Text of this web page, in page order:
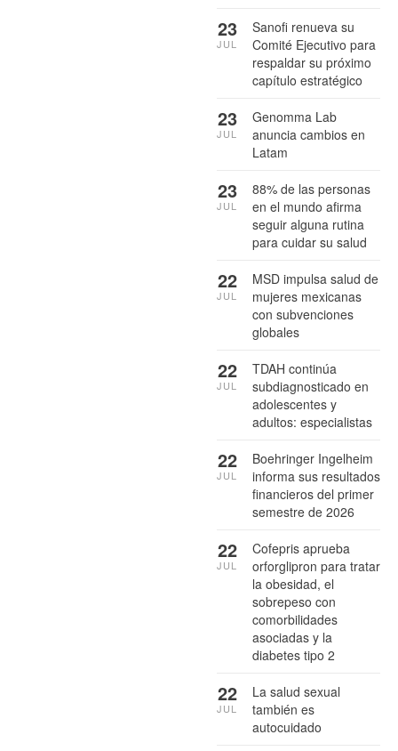
Sanofi renueva su
Comité Ejecutivo para
respaldar su próximo
capítulo estratégico
23
JUL
Genomma Lab
anuncia cambios en
Latam
23
JUL
88% de las personas
en el mundo afirma
seguir alguna rutina
para cuidar su salud
23
JUL
MSD impulsa salud de
mujeres mexicanas
con subvenciones
globales
22
JUL
TDAH continúa
subdiagnosticado en
adolescentes y
adultos: especialistas
22
JUL
Boehringer Ingelheim
informa sus resultados
financieros del primer
semestre de 2026
22
JUL
Cofepris aprueba
orforglipron para tratar
la obesidad, el
sobrepeso con
comorbilidades
asociadas y la
diabetes tipo 2
22
JUL
La salud sexual
también es
autocuidado
22
JUL